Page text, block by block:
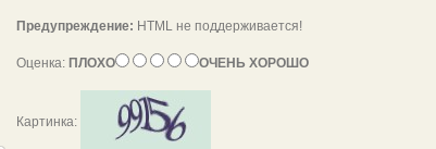
Предупреждение: HTML не поддерживается!
Оценка: ПЛОХО ОЧЕНЬ ХОРОШО
Картинка: